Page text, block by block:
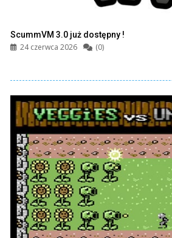
ScummVM 3.0 już dostępny !
24 czerwca 2026 (0)